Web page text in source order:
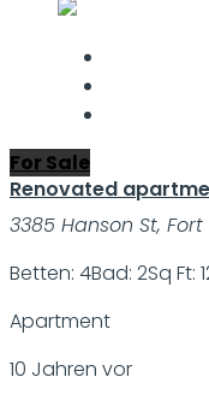
For Sale
Renovated
3385 Hanson St, Fort
Betten: 4Bad: 2Sq Ft:
Apartment
10 Jahren vor